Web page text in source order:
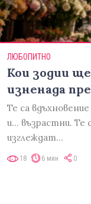
ЛЮБОПИТНО
Кои зодии
изненада
Те са
и... възрастни. Те
изглеждат…
18 6 мин 0